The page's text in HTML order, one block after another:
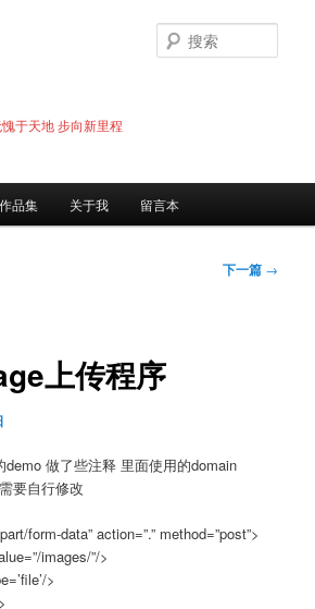
于天地 步向新里程
索
作品集 关于我 留言本
下一篇 →
上传程序
做了些注释 里面使用的domain
要自行修改
form-data” action=”.” method=”post”>
images/”/>
>